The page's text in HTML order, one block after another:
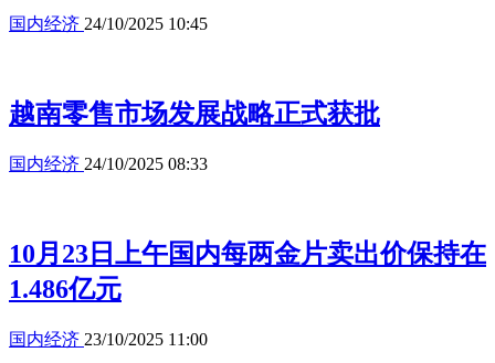
国内经济 24/10/2025 10:45
越南零售市场发展战略正式获批
国内经济 24/10/2025 08:33
10月23日上午国内每两金片卖出价保持在
1.486亿元
国内经济 23/10/2025 11:00